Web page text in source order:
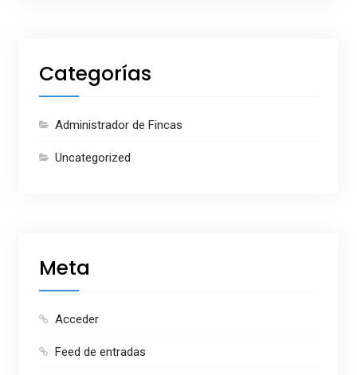
Categorías
Administrador de Fincas
Uncategorized
Meta
Acceder
Feed de entradas